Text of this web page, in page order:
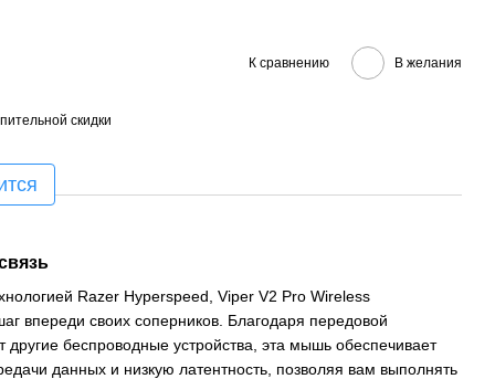
К сравнению В желания
скидки
Razer Hyperspeed, Viper V2 Pro Wireless
впереди своих соперников. Благодаря передовой
другие беспроводные устройства, эта мышь обеспечивает
данных и низкую латентность, позволяя вам выполнять